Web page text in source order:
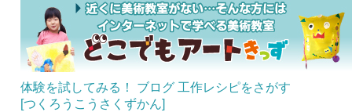
体験を試してみる！ ブログ 工作レシピをさがす
[つくろうこうさくずかん]